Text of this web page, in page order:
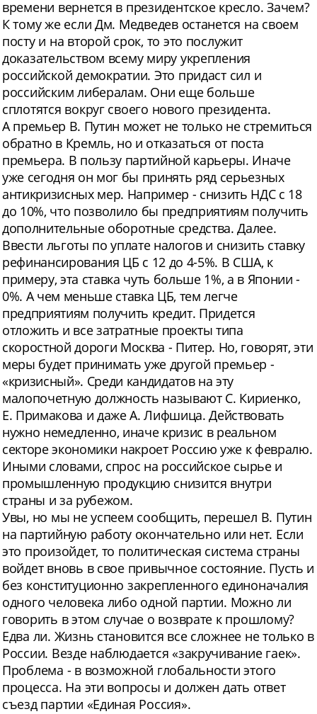
времени вернется в президентское кресло. Зачем?
К тому же если Дм. Медведев останется на своем
посту и на второй срок, то это послужит
доказательством всему миру укрепления
российской демократии. Это придаст сил и
российским либералам. Они еще больше
сплотятся вокруг своего нового президента.
А премьер В. Путин может не только не стремиться
обратно в Кремль, но и отказаться от поста
премьера. В пользу партийной карьеры. Иначе
уже сегодня он мог бы принять ряд серьезных
антикризисных мер. Например - снизить НДС с 18
до 10%, что позволило бы предприятиям получить
дополнительные оборотные средства. Далее.
Ввести льготы по уплате налогов и снизить ставку
рефинансирования ЦБ с 12 до 4-5%. В США, к
примеру, эта ставка чуть больше 1%, а в Японии -
0%. А чем меньше ставка ЦБ, тем легче
предприятиям получить кредит. Придется
отложить и все затратные проекты типа
скоростной дороги Москва - Питер. Но, говорят, эти
меры будет принимать уже другой премьер -
«кризисный». Среди кандидатов на эту
малопочетную должность называют С. Кириенко,
Е. Примакова и даже А. Лифшица. Действовать
нужно немедленно, иначе кризис в реальном
секторе экономики накроет Россию уже к февралю.
Иными словами, спрос на российское сырье и
промышленную продукцию снизится внутри
страны и за рубежом.
Увы, но мы не успеем сообщить, перешел В. Путин
на партийную работу окончательно или нет. Если
это произойдет, то политическая система страны
войдет вновь в свое привычное состояние. Пусть и
без конституционно закрепленного единоначалия
одного человека либо одной партии. Можно ли
говорить в этом случае о возврате к прошлому?
Едва ли. Жизнь становится все сложнее не только в
России. Везде наблюдается «закручивание гаек».
Проблема - в возможной глобальности этого
процесса. На эти вопросы и должен дать ответ
съезд партии «Единая Россия».